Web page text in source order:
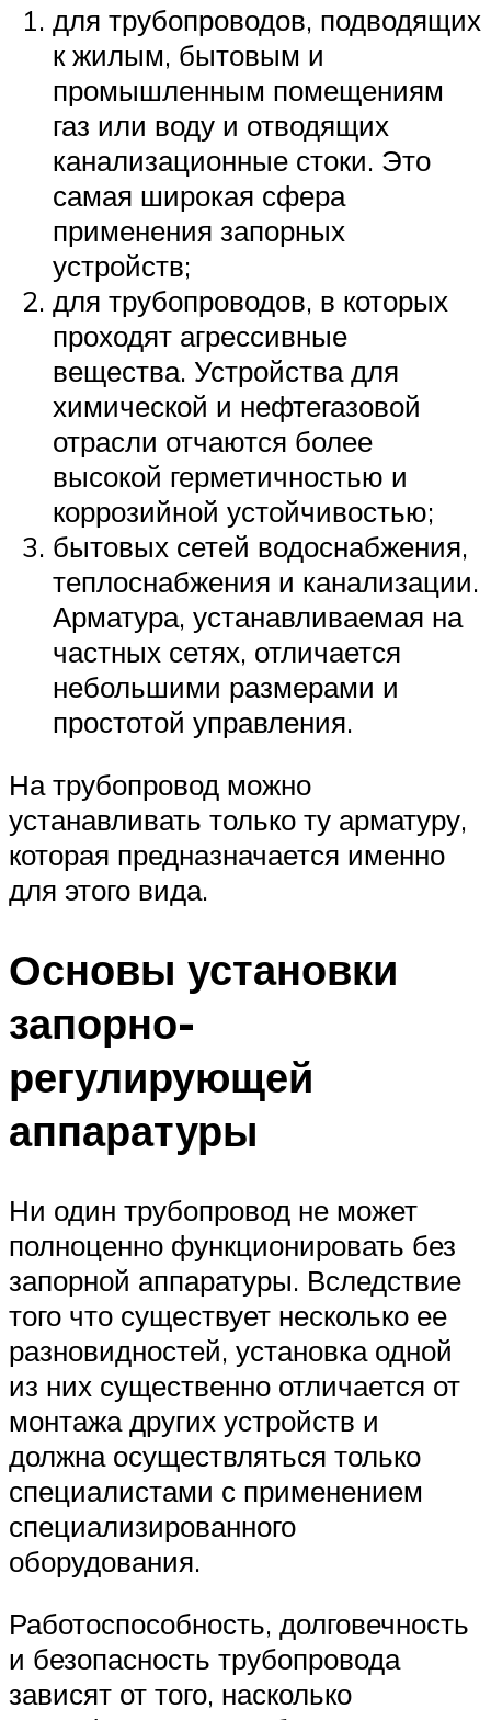
для трубопроводов, подводящих
к жилым, бытовым и
промышленным помещениям
газ или воду и отводящих
канализационные стоки. Это
самая широкая сфера
применения запорных
устройств;
для трубопроводов, в которых
проходят агрессивные
вещества. Устройства для
химической и нефтегазовой
отрасли отчаются более
высокой герметичностью и
коррозийной устойчивостью;
бытовых сетей водоснабжения,
теплоснабжения и канализации.
Арматура, устанавливаемая на
частных сетях, отличается
небольшими размерами и
простотой управления.
На трубопровод можно
устанавливать только ту арматуру,
которая предназначается именно
для этого вида.
Основы установки
запорно-
регулирующей
аппаратуры
Ни один трубопровод не может
полноценно функционировать без
запорной аппаратуры. Вследствие
того что существует несколько ее
разновидностей, установка одной
из них существенно отличается от
монтажа других устройств и
должна осуществляться только
специалистами с применением
специализированного
оборудования.
Работоспособность, долговечность
и безопасность трубопровода
зависят от того, насколько